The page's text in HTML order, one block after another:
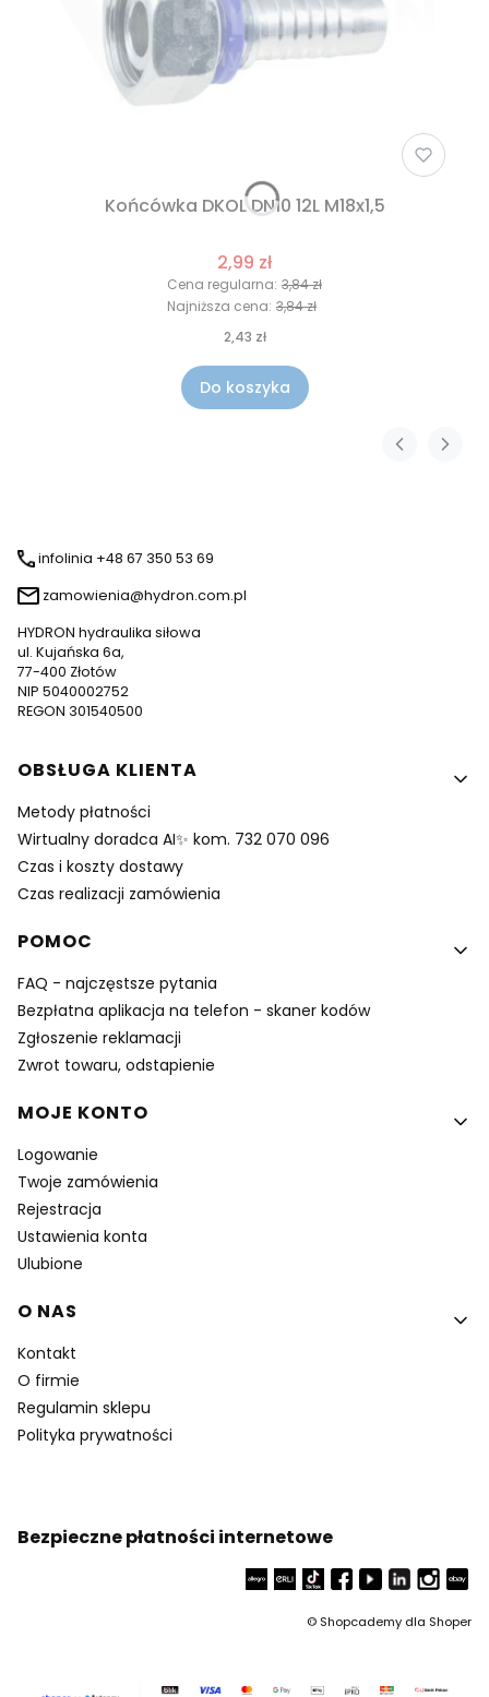
Końcówka DKOL DN10 12L M18x1,5
2,99 zł
Cena regularna: 3,84 zł
Najniższa cena: 3,84 zł
2,43 zł
Do koszyka
infolinia +48 67 350 53 69
zamowienia@hydron.com.pl
HYDRON hydraulika siłowa
ul. Kujańska 6a,
77-400 Złotów
NIP 5040002752
REGON 301540500
Linki w stopce
OBSŁUGA KLIENTA
Metody płatności
Wirtualny doradca AI✨ kom. 732 070 096
Czas i koszty dostawy
Czas realizacji zamówienia
POMOC
FAQ - najczęstsze pytania
Bezpłatna aplikacja na telefon - skaner kodów
Zgłoszenie reklamacji
Zwrot towaru, odstapienie
MOJE KONTO
Logowanie
Twoje zamówienia
Rejestracja
Ustawienia konta
Ulubione
O NAS
Kontakt
O firmie
Regulamin sklepu
Polityka prywatności
Bezpieczne płatności internetowe
© Shopcademy dla Shoper